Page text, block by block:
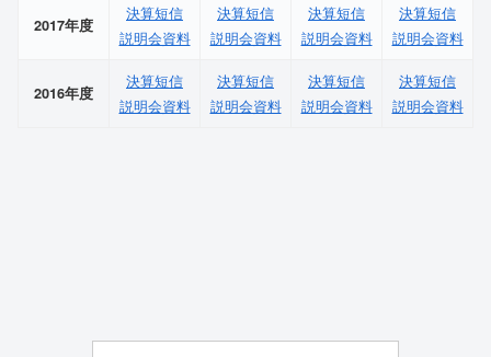
2017年度
決算短信
説明会資料
決算短信
説明会資料
決算短信
説明会資料
決算短信
説明会資料
2016年度
決算短信
説明会資料
決算短信
説明会資料
決算短信
説明会資料
決算短信
説明会資料